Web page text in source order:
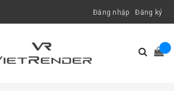
Đăng nhập Đăng ký